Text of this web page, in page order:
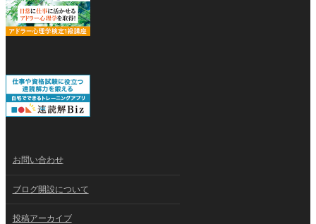
お問い合わせ
ブログ開設について
投稿アーカイブ